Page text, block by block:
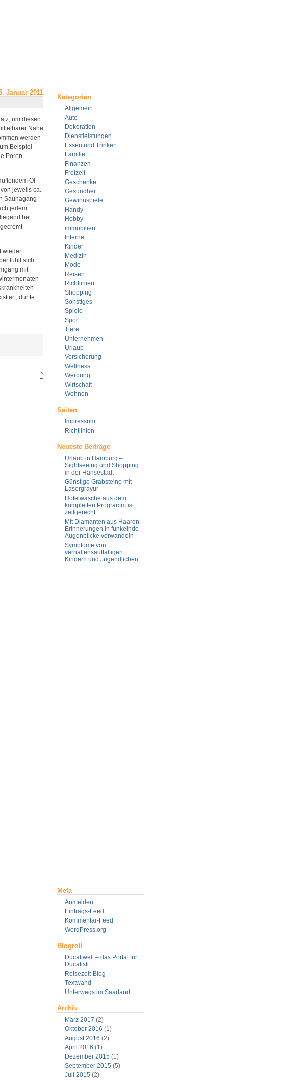
Kategorien
Allgemein
Auto
Dekoration
Dienstleistungen
Essen und Trinken
Familie
Finanzen
Freizeit
Geschenke
Gesundheit
Gewinnspiele
Handy
Hobby
immobilien
Internet
Kinder
Medizin
Mode
Reisen
Richtlinien
Shopping
Sonstiges
Spiele
Sport
Tiere
Unternehmen
Urlaub
Versicherung
Wellness
Werbung
Wirtschaft
Wohnen
Seiten
Impressum
Richtlinien
Neueste Beiträge
Urlaub in Hamburg –
Sightseeing und Shopping
in der Hansestadt
Günstige Grabsteine mit
Lasergravur
Hotelwäsche aus dem
kompletten Programm ist
zeitgerecht
Mit Diamanten aus Haaren
Erinnerungen in funkelnde
Augenblicke verwandeln
Symptome von
verhaltensauffälligen
Kindern und Jugendlichen
Meta
Anmelden
Eintrags-Feed
Kommentar-Feed
WordPress.org
Blogroll
Ducatiwelt – das Portal für
Ducatisti
Reisezeit-Blog
Textwand
Unterwegs im Saarland
Archiv
März 2017 (2)
Oktober 2016 (1)
August 2016 (2)
April 2016 (1)
Dezember 2015 (1)
September 2015 (5)
Juli 2015 (2)
Januar 2011
um diesen
Nähe
werden
Beispiel
Poren
Öl
jeweils ca.
Saunagang
jedem
bei
wieder
fühlt sich
mit
dürfte
^